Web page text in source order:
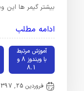
بیشتر گیمر ها این
ادامه مطلب
آموزش مرتبط
با ویندوز 8 و
8.1
فروردین 25, 1397